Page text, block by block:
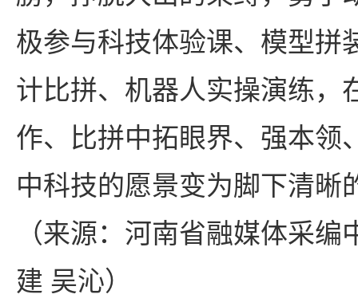
极参与科技体验课、模型拼
计比拼、机器人实操演练，
作、比拼中拓眼界、强本领
中科技的愿景变为脚下清晰
（来源：河南省融媒体采
建 吴沁）